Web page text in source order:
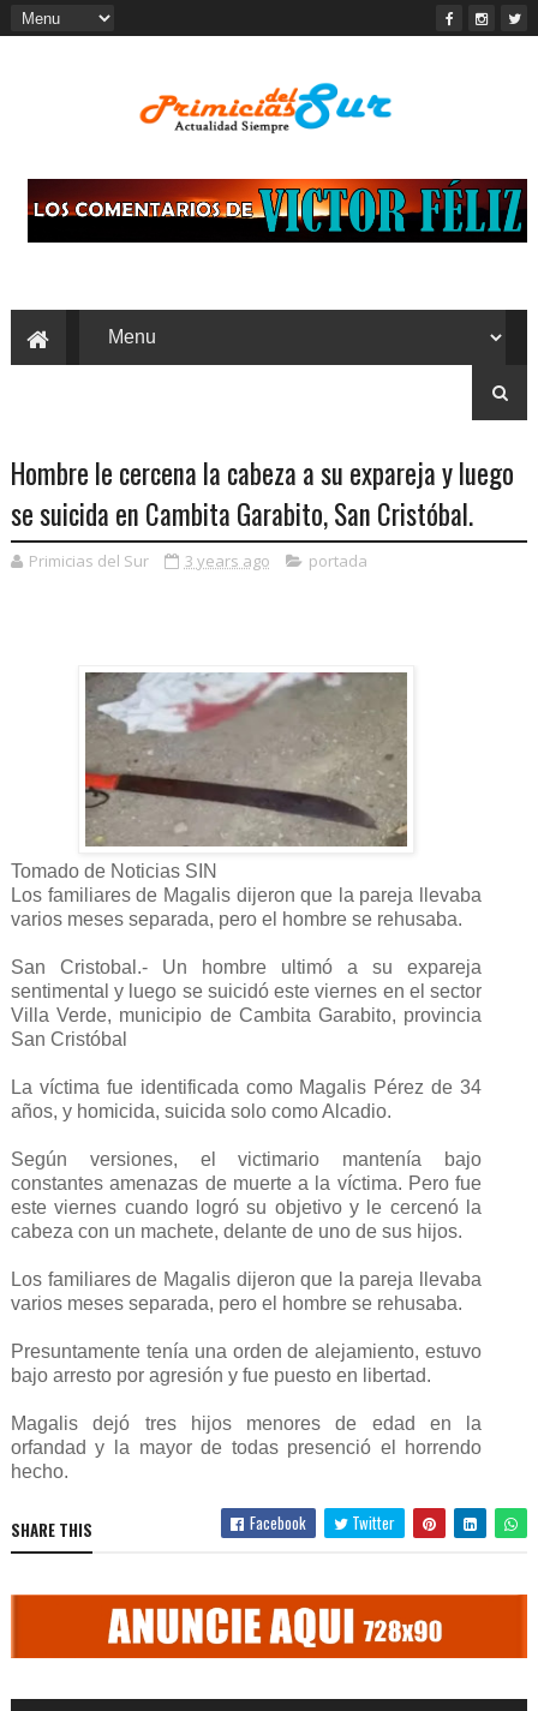
Hombre le cercena la cabeza a su expareja y luego
se suicida en Cambita Garabito, San Cristóbal.
Primicias del Sur 3 years ago portada
Tomado de Noticias SIN
Los familiares de Magalis dijeron que la pareja llevaba
varios meses separada, pero el hombre se rehusaba.
San Cristobal.- Un hombre ultimó a su expareja
sentimental y luego se suicidó este viernes en el sector
Villa Verde, municipio de Cambita Garabito, provincia
San Cristóbal
La víctima fue identificada como Magalis Pérez de 34
años, y homicida, suicida solo como Alcadio.
Según versiones, el victimario mantenía bajo
constantes amenazas de muerte a la víctima. Pero fue
este viernes cuando logró su objetivo y le cercenó la
cabeza con un machete, delante de uno de sus hijos.
Los familiares de Magalis dijeron que la pareja llevaba
varios meses separada, pero el hombre se rehusaba.
Presuntamente tenía una orden de alejamiento, estuvo
bajo arresto por agresión y fue puesto en libertad.
Magalis dejó tres hijos menores de edad en la
orfandad y la mayor de todas presenció el horrendo
hecho.
SHARE THIS Facebook Twitter